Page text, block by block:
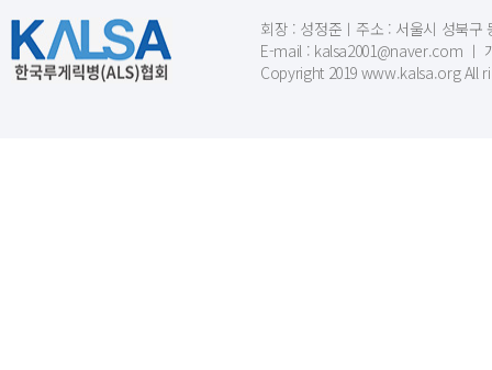
회장 : 성정준ㅣ주소 : 서울시 성북구
E-mail : kalsa2001@naver.com ㅣ
Copyright 2019 www.kalsa.org All